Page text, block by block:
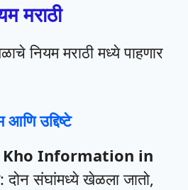
मराठी
नियम मराठी मध्ये पाहणार
उद्दिष्टे
Kho Information in
दोन संघांमध्ये खेळला जातो,